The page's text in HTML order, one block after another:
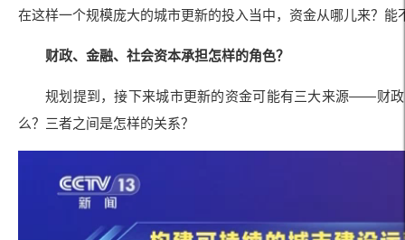
在这样一个规模庞大的城市更新的投入当中，资金从哪儿来？
财政、金融、社会资本承担怎样的角色？
规划提到，接下来城市更新的资金可能有三大来源——财
么？三者之间是怎样的关系？